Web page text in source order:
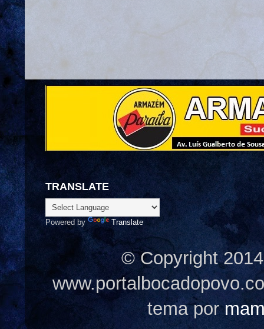
TRANSLATE
Powered by Translate
© Copyright
tema por